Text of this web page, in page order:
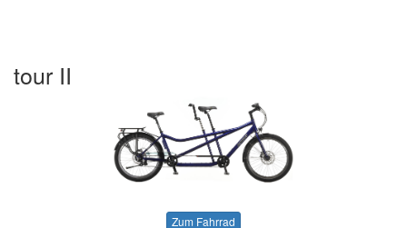
tour II
Zum Fahrrad